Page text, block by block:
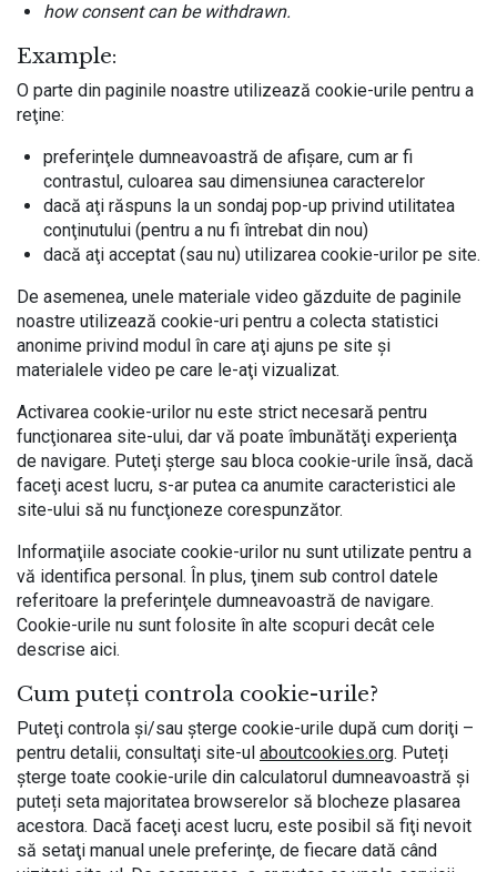
how consent can be withdrawn.
Example:
O parte din paginile noastre utilizează cookie-urile pentru a
reţine:
preferinţele dumneavoastră de afişare, cum ar fi
contrastul, culoarea sau dimensiunea caracterelor
dacă aţi răspuns la un sondaj pop-up privind utilitatea
conţinutului (pentru a nu fi întrebat din nou)
dacă aţi acceptat (sau nu) utilizarea cookie-urilor pe site.
De asemenea, unele materiale video găzduite de paginile
noastre utilizează cookie-uri pentru a colecta statistici
anonime privind modul în care aţi ajuns pe site şi
materialele video pe care le-aţi vizualizat.
Activarea cookie-urilor nu este strict necesară pentru
funcţionarea site-ului, dar vă poate îmbunătăţi experienţa
de navigare. Puteţi şterge sau bloca cookie-urile însă, dacă
faceţi acest lucru, s-ar putea ca anumite caracteristici ale
site-ului să nu funcţioneze corespunzător.
Informaţiile asociate cookie-urilor nu sunt utilizate pentru a
vă identifica personal. În plus, ţinem sub control datele
referitoare la preferinţele dumneavoastră de navigare.
Cookie-urile nu sunt folosite în alte scopuri decât cele
descrise aici.
Cum puteţi controla cookie-urile?
Puteţi controla şi/sau şterge cookie-urile după cum doriţi –
pentru detalii, consultaţi site-ul aboutcookies.org. Puteți
șterge toate cookie-urile din calculatorul dumneavoastră și
puteți seta majoritatea browserelor să blocheze plasarea
acestora. Dacă faceţi acest lucru, este posibil să fiţi nevoit
să setaţi manual unele preferinţe, de fiecare dată când